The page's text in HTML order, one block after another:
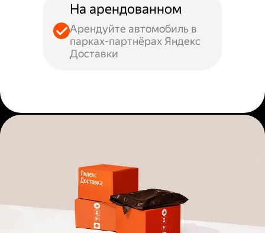
На арендованном
Арендуйте автомобиль в
парках-партнёрах Яндекс
Доставки